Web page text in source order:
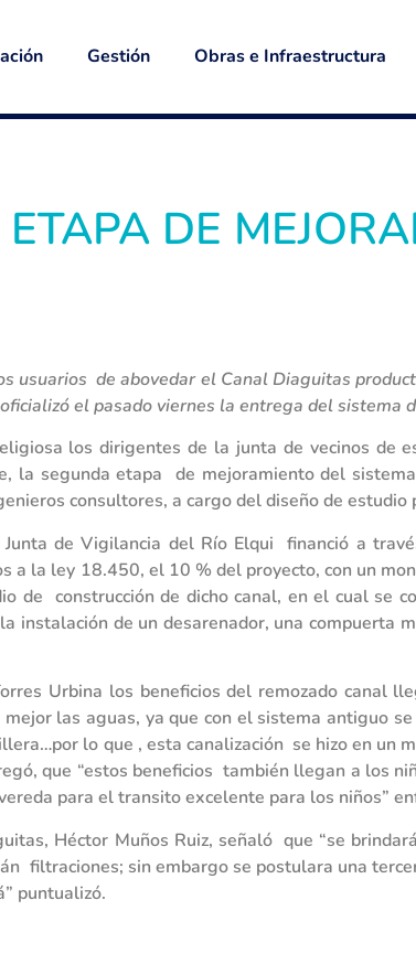
Gestión Obras e Infraestructura
DE
usuarios de abovedar el Canal Diaguitas
el pasado viernes la entrega del sistema
los dirigentes de la junta de vecinos de
la segunda etapa de mejoramiento del
consultores, a cargo del diseño de estudio
Junta de Vigilancia del Río Elqui financió a
a la ley 18.450, el 10 % del proyecto, con un
de construcción de dicho canal, en el cual se
instalación de un desarenador, una compuerta
Urbina los beneficios del remozado canal
las aguas, ya que con el sistema antiguo
lo que , esta canalización se hizo en un
que “estos beneficios también llegan a los
para el transito excelente para los niños”
Héctor Muños Ruiz, señaló que “se
filtraciones; sin embargo se postulara una
puntualizó.